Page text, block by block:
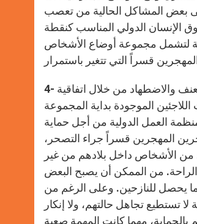
إلى بعض المشاكل الحالية من تعصب
الإنسان الدولي المناسب كنقطة
لتشمل مجموعة أوضاع الأشخاص
4- لقد نجحت الأسرة الدولية في إبرام اتقاقيات واضحة وشجاعة لحماية اللاجئين من العنف والاضطهاد من خلال اتفاقية
اتفاقيات اللاجئين الموجودة بداية المجموعة
العمل الدولية من أجل حماية
المهجرين قسراً جراء التصحر،
من الأشخاص داخل بلادهم من غير
الراحة. من الممكن أن يصبح البعض
يحصل للنازحين. وعلى الرغم من
لا تستطيع تجاهل حالتهم، ولا إنكار